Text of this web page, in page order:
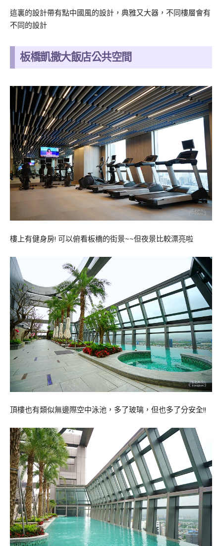
這裏的設計帶有點中國風的設計，典雅又大器，不同樓層會有
不同的設計
板橋凱撒大飯店公共空間
樓上有健身房! 可以俯看板橋的街景~~但夜景比較漂亮啦
頂樓也有類似無邊際空中泳池，多了玻璃，但也多了分安全!!